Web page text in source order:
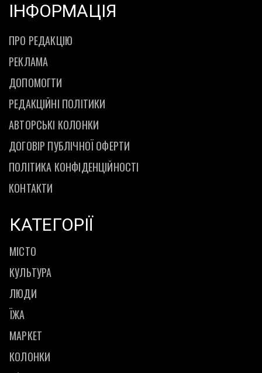
ІНФОРМАЦІЯ
ПРО РЕДАКЦІЮ
РЕКЛАМА
ДОПОМОГТИ
РЕДАКЦІЙНІ ПОЛІТИКИ
АВТОРСЬКІ КОЛОНКИ
ДОГОВІР ПУБЛІЧНОЇ ОФЕРТИ
ПОЛІТИКА КОНФІДЕНЦІЙНОСТІ
КОНТАКТИ
КАТЕГОРІЇ
МІСТО
КУЛЬТУРА
ЛЮДИ
ЇЖА
МАРКЕТ
КОЛОНКИ